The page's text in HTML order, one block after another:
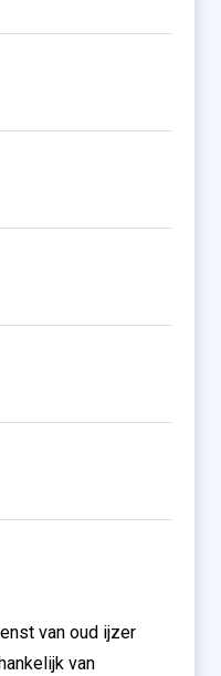
van oud ijzer
van